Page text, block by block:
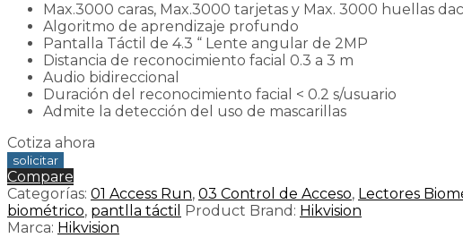
Max.3000 caras, Max.3000 tarjetas y Max. 3000 huellas
Algoritmo de aprendizaje profundo
Pantalla Táctil de 4.3 “ Lente angular de 2MP
Distancia de reconocimiento facial 0.3 a 3 m
Audio bidireccional
Duración del reconocimiento facial < 0.2 s/usuario
Admite la detección del uso de mascarillas
Cotiza ahora
Compare
Categorías: 01 Access Run, 03 Control de Acceso, Lectores
biométrico, pantlla táctil Product Brand: Hikvision
Marca: Hikvision